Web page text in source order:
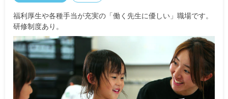
福利厚生や各種手当が充実の「働く先生に優しい」職場です。
研修制度あり。